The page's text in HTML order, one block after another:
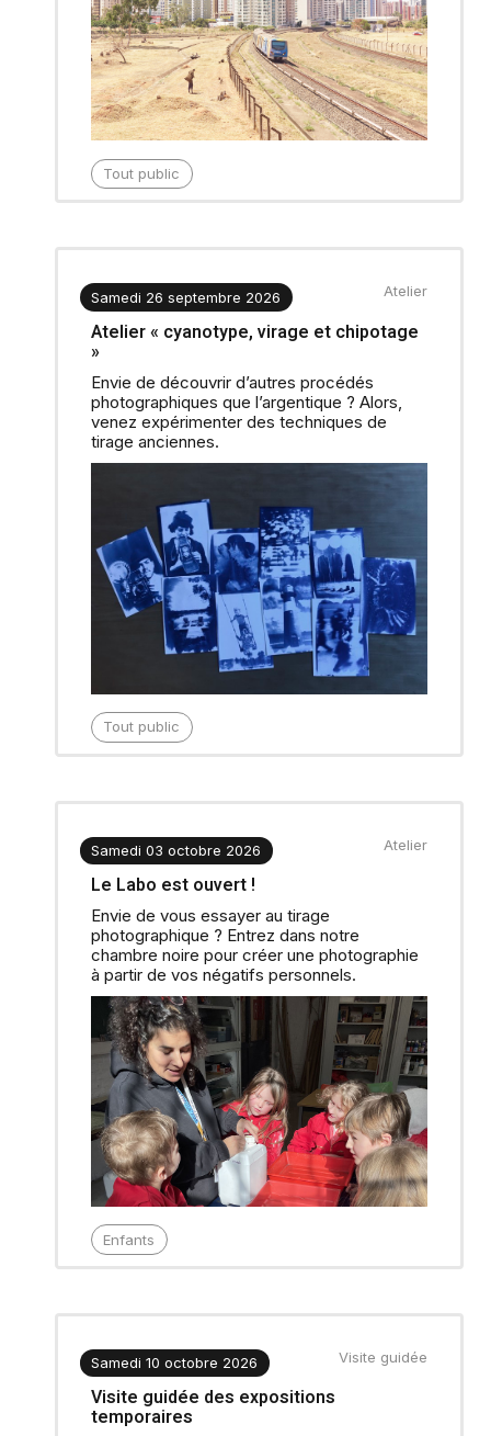
Tout public
Samedi 26 septembre 2026
Atelier « cyanotype, virage et chipotage
»
Envie de découvrir d’autres procédés
photographiques que l’argentique ? Alors,
venez expérimenter des techniques de
tirage anciennes.
Atelier
Tout public
Samedi 03 octobre 2026
Le Labo est ouvert !
Envie de vous essayer au tirage
photographique ? Entrez dans notre
chambre noire pour créer une photographie
à partir de vos négatifs personnels.
Atelier
Enfants
Samedi 10 octobre 2026
Visite guidée des expositions
temporaires
Visite guidée